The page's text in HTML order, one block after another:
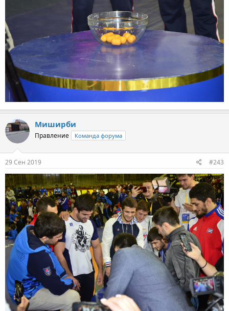
Миширби
Правление Команда форума
29 Сен 2019 #243